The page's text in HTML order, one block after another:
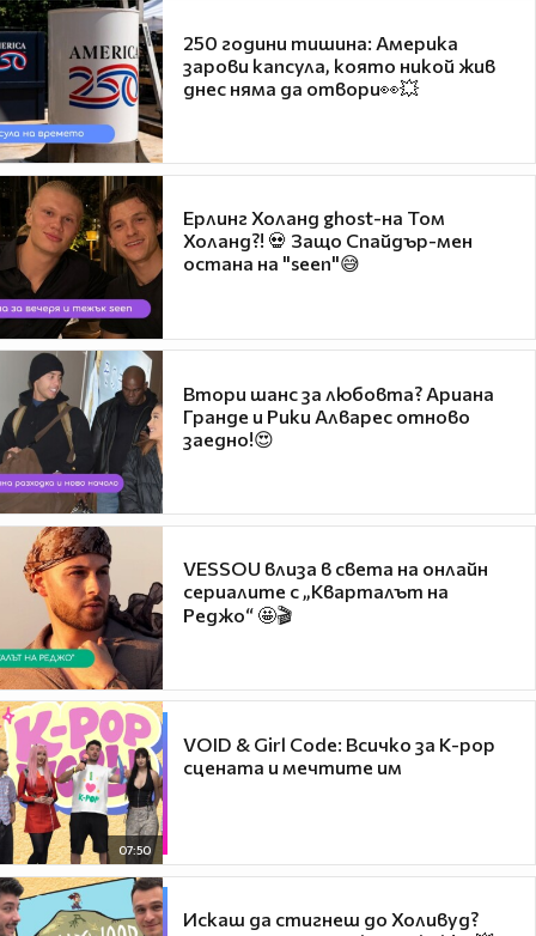
250 години тишина: Америка
зарови капсула, която никой жив
днес няма да отвори👀💥
Ерлинг Холанд ghost-на Том
Холанд?! 💀 Защо Спайдър-мен
остана на "seen"😅
Втори шанс за любовта? Ариана
Гранде и Рики Алварес отново
заедно!😍
VESSOU влиза в света на онлайн
сериалите с „Кварталът на
Реджо“ 🤩🎬
07:50
VOID & Girl Code: Всичко за K-pop
сцената и мечтите им
Искаш да стигнеш до Холивуд?